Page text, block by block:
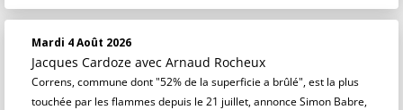
Mardi 4 Août 2026
Jacques Cardoze avec Arnaud Rocheux
Correns, commune dont "52% de la superficie a brûlé", est la plus
touchée par les flammes depuis le 21 juillet, annonce Simon Babre,